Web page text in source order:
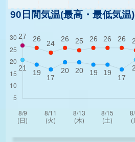
90日間気温(最高・最低気温)